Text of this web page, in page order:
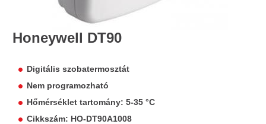
Honeywell DT90
Digitális szobatermosztát
Nem programozható
Hőmérséklet tartomány: 5-35 °C
Cikkszám: HO-DT90A1008